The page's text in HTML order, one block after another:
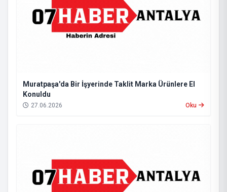
Muratpaşa'da Bir İşyerinde Taklit Marka Ürünlere El
Konuldu
27.06.2026 Oku